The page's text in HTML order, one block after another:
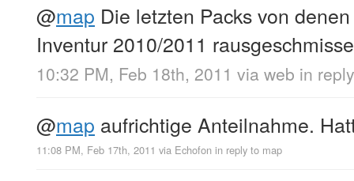
@map Die letzten Packs von
Inventur 2010/2011
10:32 PM, Feb 18th, 2011 via web in
@map aufrichtige Anteilnahme.
11:08 PM, Feb 17th, 2011 via Echofon in reply to map